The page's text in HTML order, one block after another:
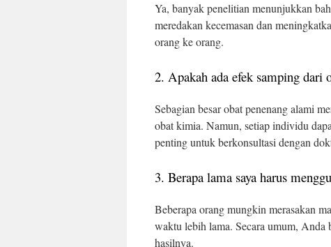
Ya, banyak penelitian menunjukkan
meredakan kecemasan dan
orang ke orang.
2. Apakah ada efek samping dari
Sebagian besar obat penenang alami
obat kimia. Namun, setiap individu
penting untuk berkonsultasi dengan
3. Berapa lama saya harus
Beberapa orang mungkin merasakan
waktu lebih lama. Secara umum, Anda
hasilnya.